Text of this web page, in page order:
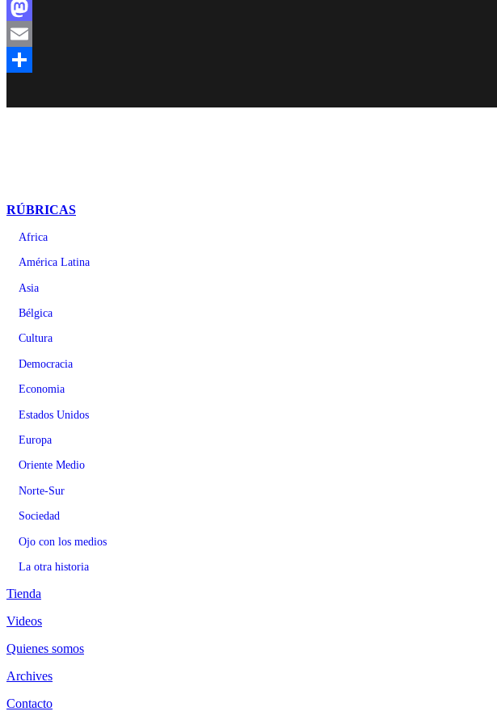
Facebook
Mastodon
Email
RÚBRICAS
Africa
América Latina
Asia
Bélgica
Cultura
Democracia
Economia
Estados Unidos
Europa
Oriente Medio
Norte-Sur
Sociedad
Ojo con los medios
La otra historia
Tienda
Videos
Quienes somos
Archives
Contacto